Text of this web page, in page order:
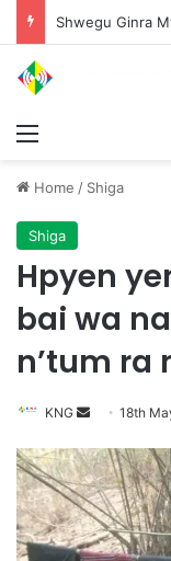
Home / Shiga
Shiga
Hpyen
bai wa
n’tum ra
KNG
n
d
a
n
18th